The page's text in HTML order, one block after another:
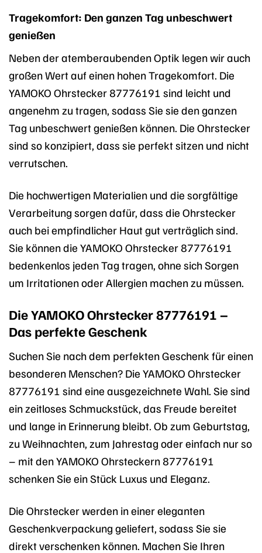
Tragekomfort: Den ganzen Tag unbeschwert
genießen
Neben der atemberaubenden Optik legen wir auch
großen Wert auf einen hohen Tragekomfort. Die
YAMOKO Ohrstecker 87776191 sind leicht und
angenehm zu tragen, sodass Sie sie den ganzen
Tag unbeschwert genießen können. Die Ohrstecker
sind so konzipiert, dass sie perfekt sitzen und nicht
verrutschen.
Die hochwertigen Materialien und die sorgfältige
Verarbeitung sorgen dafür, dass die Ohrstecker
auch bei empfindlicher Haut gut verträglich sind.
Sie können die YAMOKO Ohrstecker 87776191
bedenkenlos jeden Tag tragen, ohne sich Sorgen
um Irritationen oder Allergien machen zu müssen.
Die YAMOKO Ohrstecker 87776191 –
Das perfekte Geschenk
Suchen Sie nach dem perfekten Geschenk für einen
besonderen Menschen? Die YAMOKO Ohrstecker
87776191 sind eine ausgezeichnete Wahl. Sie sind
ein zeitloses Schmuckstück, das Freude bereitet
und lange in Erinnerung bleibt. Ob zum Geburtstag,
zu Weihnachten, zum Jahrestag oder einfach nur so
– mit den YAMOKO Ohrsteckern 87776191
schenken Sie ein Stück Luxus und Eleganz.
Die Ohrstecker werden in einer eleganten
Geschenkverpackung geliefert, sodass Sie sie
direkt verschenken können. Machen Sie Ihren